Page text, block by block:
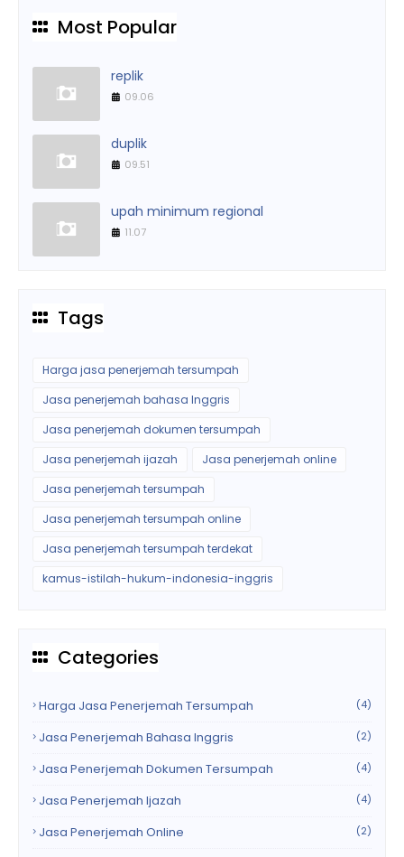
Most Popular
replik
09.06
duplik
09.51
upah minimum regional
11.07
Tags
Harga jasa penerjemah tersumpah
Jasa penerjemah bahasa Inggris
Jasa penerjemah dokumen tersumpah
Jasa penerjemah ijazah
Jasa penerjemah online
Jasa penerjemah tersumpah
Jasa penerjemah tersumpah online
Jasa penerjemah tersumpah terdekat
kamus-istilah-hukum-indonesia-inggris
Categories
Harga Jasa Penerjemah Tersumpah (4)
Jasa Penerjemah Bahasa Inggris (2)
Jasa Penerjemah Dokumen Tersumpah (4)
Jasa Penerjemah Ijazah (4)
Jasa Penerjemah Online (2)